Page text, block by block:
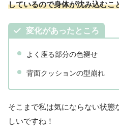
しているので身体が沈み込むこ
変化があったところ
よく座る部分の色褪せ
背面クッションの型崩れ
そこまで私は気にならない状態
しいですね！